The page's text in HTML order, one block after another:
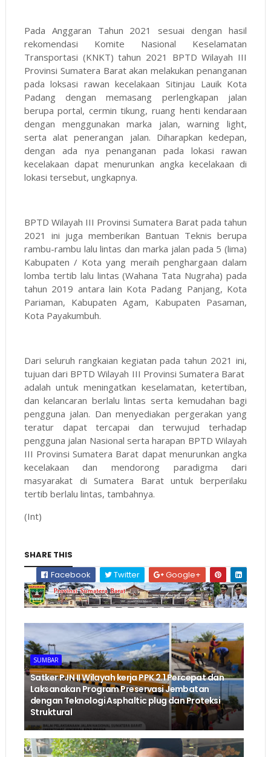
Pada Anggaran Tahun 2021 sesuai dengan hasil
rekomendasi Komite Nasional Keselamatan
Transportasi (KNKT) tahun 2021 BPTD Wilayah III
Provinsi Sumatera Barat akan melakukan penanganan
pada loksasi rawan kecelakaan Sitinjau Lauik Kota
Padang dengan memasang perlengkapan jalan
berupa portal, cermin tikung, ruang henti kendaraan
dengan menggunakan marka jalan, warning light,
serta alat penerangan jalan. Diharapkan kedepan,
dengan ada nya penanganan pada lokasi rawan
kecelakaan dapat menurunkan angka kecelakaan di
lokasi tersebut, ungkapnya.
BPTD Wilayah III Provinsi Sumatera Barat pada tahun
2021 ini juga memberikan Bantuan Teknis berupa
rambu-rambu lalu lintas dan marka jalan pada 5 (lima)
Kabupaten / Kota yang meraih penghargaan dalam
lomba tertib lalu lintas (Wahana Tata Nugraha) pada
tahun 2019 antara lain Kota Padang Panjang, Kota
Pariaman, Kabupaten Agam, Kabupaten Pasaman,
Kota Payakumbuh.
Dari seluruh rangkaian kegiatan pada tahun 2021 ini,
tujuan dari BPTD Wilayah III Provinsi Sumatera Barat
adalah untuk meningatkan keselamatan, ketertiban,
dan kelancaran berlalu lintas serta kemudahan bagi
pengguna jalan. Dan menyediakan pergerakan yang
teratur dapat tercapai dan terwujud terhadap
pengguna jalan Nasional serta harapan BPTD Wilayah
III Provinsi Sumatera Barat dapat menurunkan angka
kecelakaan dan mendorong paradigma dari
masyarakat di Sumatera Barat untuk berperilaku
tertib berlalu lintas, tambahnya.
(Int)
SHARE THIS
Facebook
Twitter Google+
SUMBAR
‎Satker PJN II Wilayah kerja PPK 2.1 Percepat dan
Laksanakan Program Preservasi Jembatan
dengan Teknologi Asphaltic plug dan Proteksi
Struktural ‎